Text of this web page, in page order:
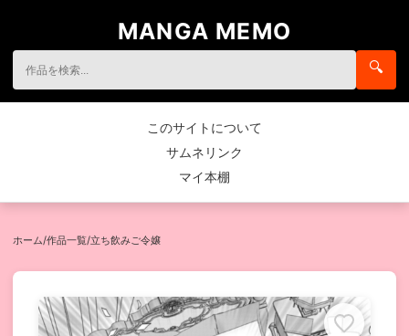
MANGA MEMO
🔍
このサイトについて
サムネリンク
マイ本棚
ホーム/作品一覧/立ち飲みご令嬢